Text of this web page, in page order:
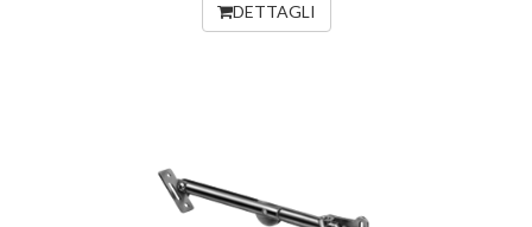
DETTAGLI